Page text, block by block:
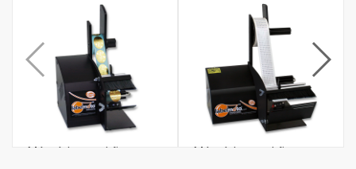
Máy tách tem nhãn tự
Máy tách tem nhãn tự